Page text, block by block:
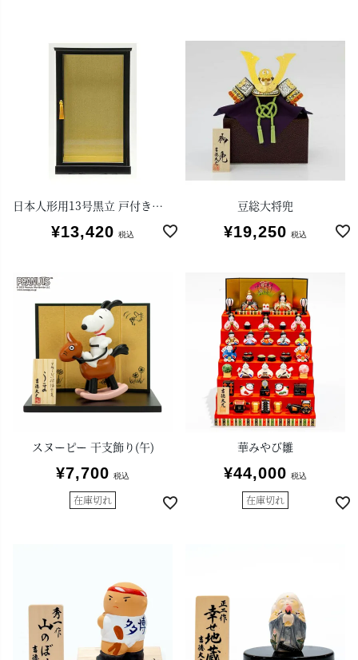
日本人形用13号黒立 戸付きガラスケース
¥13,420 税込
豆総大将兜
¥19,250 税込
スヌーピー 干支飾り(午)
¥7,700 税込
在庫切れ
華みやび雛
¥44,000 税込
在庫切れ